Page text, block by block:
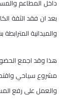
داخل المطاعم
بعد ان فقد الثقة
والميدانية
هذا وقد اجمع
مشروع سياحي
والعمل على رفع